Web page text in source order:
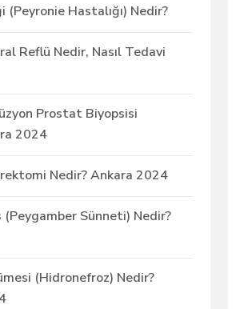
(Peyronie Hastalığı) Nedir?
Reflü Nedir, Nasıl Tedavi
Prostat Biyopsisi
2024
Nedir? Ankara 2024
(Peygamber Sünneti) Nedir?
(Hidronefroz) Nedir?